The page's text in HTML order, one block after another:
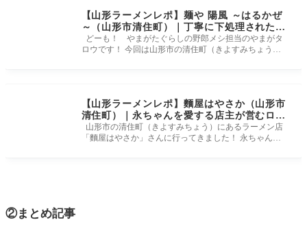
【山形ラーメンレポ】麺や 陽風 ～はるかぜ
～（山形市清住町）｜丁寧に下処理されたス
ープが絶品の昼営業限定の人気店
どーも！ やまがたぐらしの野郎メシ担当のやまがタ
ロウです！ 今回は山形市の清住町（きよすみちょう）
【山形ラーメンレポ】麵屋はやさか（山形市
清住町）｜永ちゃんを愛する店主が営むロッ
クなラーメン店に行ってきました！
山形市の清住町（きよすみちょう）にあるラーメン店
「麵屋はやさか」さんに行ってきました！ 永ちゃんを
②まとめ記事